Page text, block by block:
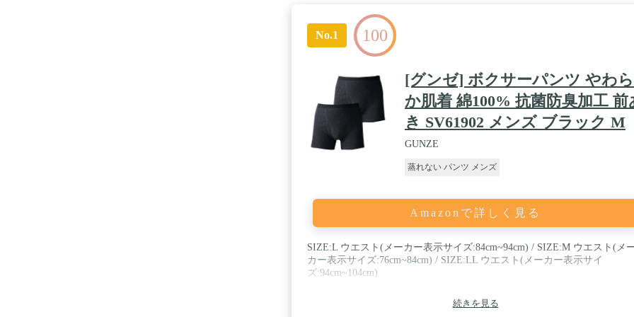
No.1 100
[グンゼ] ボクサーパンツ やわら
か肌着 綿100% 抗菌防臭加工 前
き SV61902 メンズ ブラック M
GUNZE
蒸れない パンツ メンズ
Amazonで詳しく見る
SIZE:L ウエスト(メーカー表示サイズ:84cm~94cm) / SIZE:M ウエスト(メ
カー表示サイズ:76cm~84cm) / SIZE:LL ウエスト(メーカー表示サイ
ズ:94cm~104cm)
続きを見る